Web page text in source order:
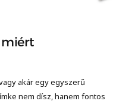
miért
akár egy egyszerű
nem dísz, hanem fontos